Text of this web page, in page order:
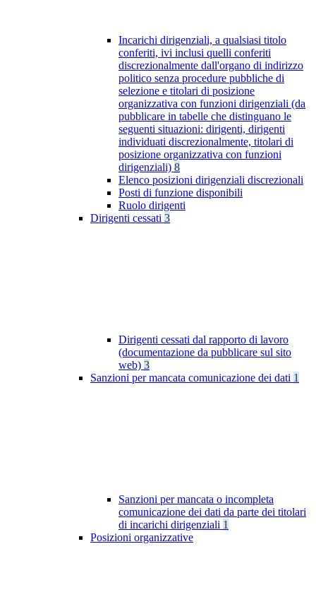
Incarichi dirigenziali, a qualsiasi titolo
conferiti, ivi inclusi quelli conferiti
discrezionalmente dall'organo di indirizzo
politico senza procedure pubbliche di
selezione e titolari di posizione
organizzativa con funzioni dirigenziali (da
pubblicare in tabelle che distinguano le
seguenti situazioni: dirigenti, dirigenti
individuati discrezionalmente, titolari di
posizione organizzativa con funzioni
dirigenziali) 8
Elenco posizioni dirigenziali discrezionali
Posti di funzione disponibili
Ruolo dirigenti
Dirigenti cessati 3
Dirigenti cessati dal rapporto di lavoro
(documentazione da pubblicare sul sito
web) 3
Sanzioni per mancata comunicazione dei dati 1
Sanzioni per mancata o incompleta
comunicazione dei dati da parte dei titolari
di incarichi dirigenziali 1
Posizioni organizzative